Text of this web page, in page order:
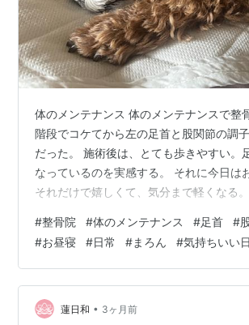
体のメンテナンス 体のメンテナンスで整
階段でコケてから左の足首と股関節の調
だった。 施術後は、とても歩きやすい。
なっているのを実感する。 それに今日は
それだけで嬉しくて、気分まで軽くなる
風が部屋に入ってくる。まろんも気持ちよ
いる。 ならば私も。一緒に、少しお昼寝
でくださってありがとうございます。 ラ
【公式】2024年開設ブログ ランキング
輪
#整骨院 #体のメンテナンス #足首 #
#お昼寝 #日常 #まろん #気持ちいい日
蓮日和 • 3ヶ月前